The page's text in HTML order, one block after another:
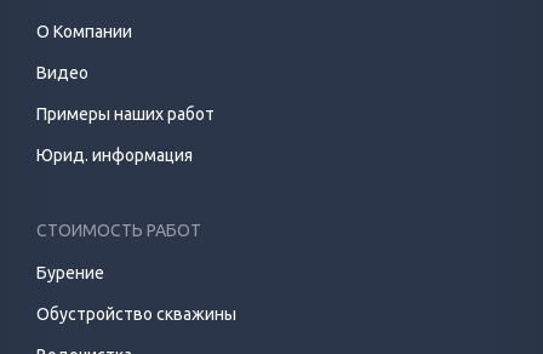
О Компании
Видео
Примеры наших работ
Юрид. информация
СТОИМОСТЬ РАБОТ
Бурение
Обустройство скважины